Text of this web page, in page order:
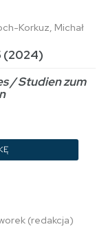
Korkuz, Michał
(2024)
/ Studien zum
(redakcja)